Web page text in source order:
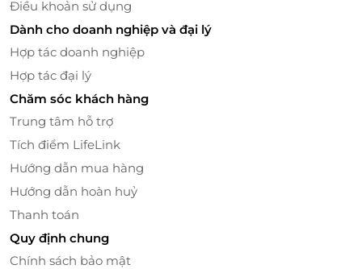
Điều khoản sử dụng
Dành cho doanh nghiệp và đại lý
Hợp tác doanh nghiệp
Hợp tác đại lý
Chăm sóc khách hàng
Trung tâm hỗ trợ
Tích điểm LifeLink
Hướng dẫn mua hàng
Hướng dẫn hoàn huỷ
Thanh toán
Quy định chung
Chính sách bảo mật